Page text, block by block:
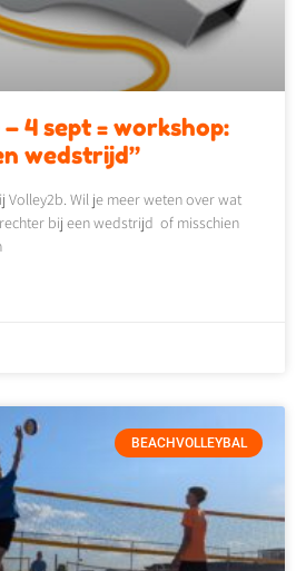
4 sept = workshop:
wedstrijd”
Volley2b. Wil je meer weten over wat
bij een wedstrijd of misschien
BEACHVOLLEYBAL